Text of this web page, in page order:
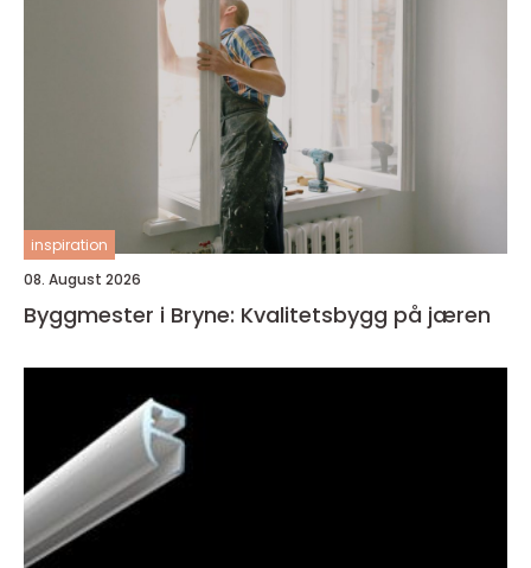
inspiration
08. August 2026
Byggmester i Bryne: Kvalitetsbygg på jæren